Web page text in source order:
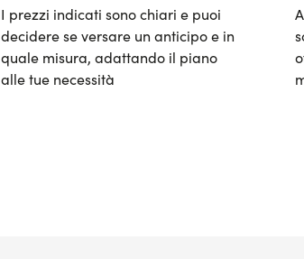
I prezzi indicati sono chiari e puoi
decidere se versare un anticipo e in
quale misura, adattando il piano
alle tue necessità